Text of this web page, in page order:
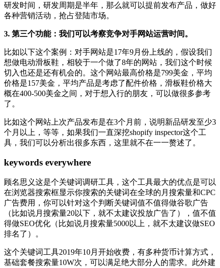
研发时间，研发周期是半年，那么就可以提前发布产品，做好
各种营销活动，抢占登陆市场。
3. 第三个功能：我们可以考察竞争对手网站运营时间。
比如以下这个案例：对手网站是17年9月份上线的，假设我们
想做电动滑板鞋，相较于一个做了8年的网站，我们这个时候
切入也还是还有机会的。这个网站最高价格是799美金，平均
价格是157美金，平均产品是考虑了配件价格，滑板鞋价格大
概在400-500美金之间，对于想入行的朋友，可以做很多参考
了。
比如这个网站上次产品发布是在3个月前，说明新品研发至少3
个月以上，等等，如果我们一直深挖shopify inspector这个工
具，我们可以分析出很多东西，这里就不在一一赘述了。
keywords everywhere
顾名思义这是个关键词调研工具，这个工具最大的优点是可以
在浏览器搜索框显示你搜索的关键词在全球的月搜索量和CPC
广告费用，你可以针对这个判断关键词值不值得做谷歌广告
（比如说月搜索量20以下，就不太建议投放广告了），值不值
得做SEO优化（比如说月搜索量5000以上，就不太建议做SEO
排名了）。
这个关键词工具2019年10月开始收费，有多种货币计算方式，
基础套餐搜索量10W次，可以满足绝大部分人的需求。此外建